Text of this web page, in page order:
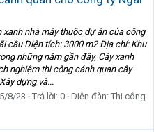
xanh nhà máy thuộc dự án của công
cầu Diện tích: 3000 m2 Địa chỉ: Khu
những năm gần đây, Cây xanh
nghiệm thi công cảnh quan cây
dựng và...
8/23 Trả lời: 0 Diễn đàn: Thi công